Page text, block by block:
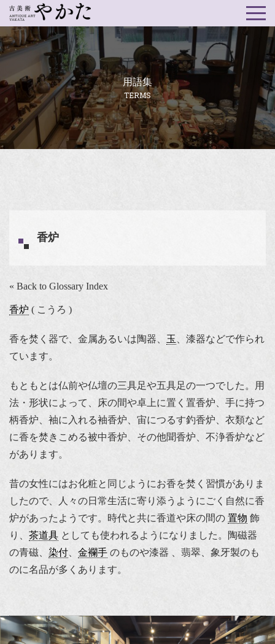
用語集
TERMS
香炉
« Back to Glossary Index
香炉 ( こうろ )
香を焚く器で、金属あるいは陶器、 玉
、漆器などで作られ
ています。
もともとは仏前や仏壇の三具足や五具足の一つでした。用
法・形状によって、床の間や卓上に置く置香炉、手に持つ
柄香炉、袖に入れる袖香炉、宙につるす釣香炉、衣類など
に香を焚きこめる被中香炉、その他聞香炉、不浄香炉など
があります。
昔の女性にはお化粧と同じようにお香を焚く習慣がありま
したので、人々の日常生活に寄り添うようにごく自然に香
炉があったようです。時代と共に香道や床の間の 置物 飾
り、 茶道具 としても使われるようになりました。陶磁器
の青磁、 染付 金襴手 のものや漆器 、翡翠、象牙製のも
のに名品が多くあります。